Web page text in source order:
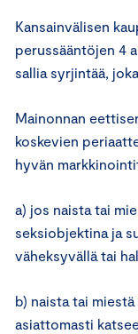
Kansainvälisen
perussääntöjen 4
sallia syrjintää,
Mainonnan
koskevien
hyvän
a) jos naista tai
seksiobjektina ja
väheksyvällä tai
b) naista tai
asiattomasti